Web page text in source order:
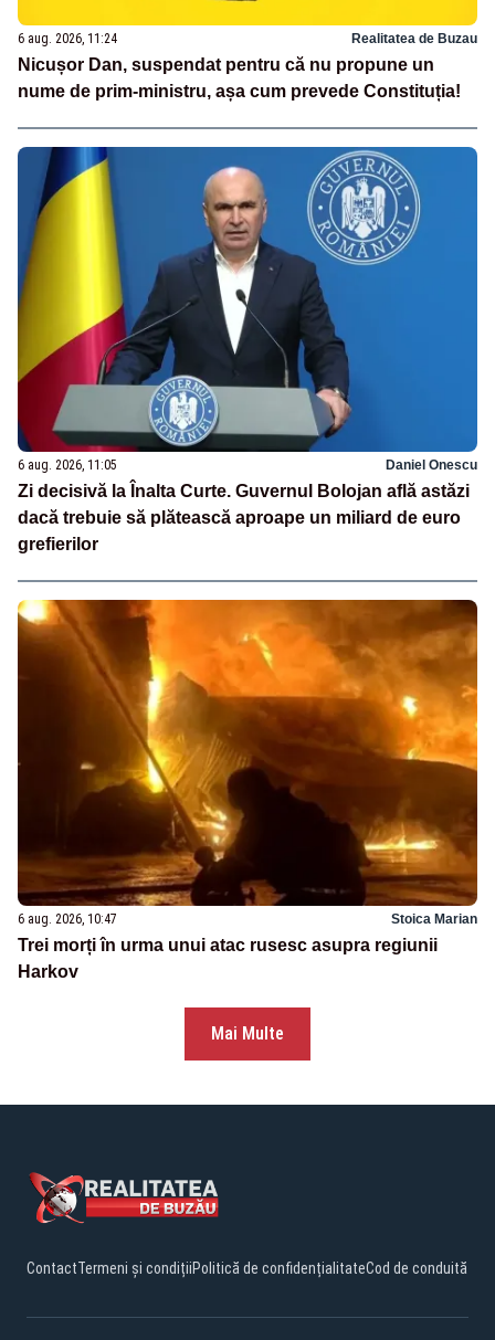
6 aug. 2026, 11:24 Realitatea de Buzau
Nicușor Dan, suspendat pentru că nu propune un
nume de prim-ministru, așa cum prevede Constituția!
6 aug. 2026, 11:05 Daniel Onescu
Zi decisivă la Înalta Curte. Guvernul Bolojan află astăzi
dacă trebuie să plătească aproape un miliard de euro
grefierilor
6 aug. 2026, 10:47 Stoica Marian
Trei morți în urma unui atac rusesc asupra regiunii
Harkov
Mai Multe
ContactTermeni și condițiiPolitică de confidențialitateCod de conduită